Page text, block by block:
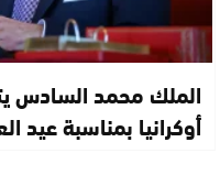
الملك محمد السادس
أوكرانيا بمناسبة عيد